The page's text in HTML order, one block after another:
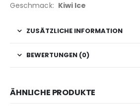
Geschmack: Kiwi Ice
ZUSÄTZLICHE INFORMATION
BEWERTUNGEN (0)
ÄHNLICHE PRODUKTE